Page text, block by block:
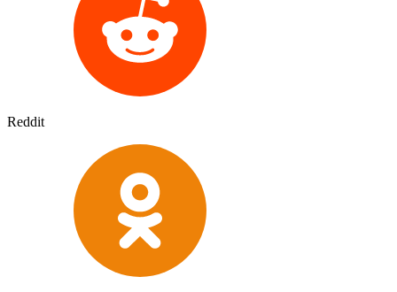
Reddit